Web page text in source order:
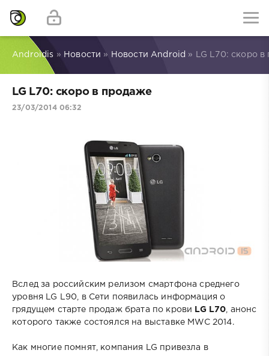
Androidis » Новости » Новости Android » LG L70: скоро в
LG L70: скоро в продаже
23/03/2014 06:32
Вслед за российским релизом смартфона среднего
уровня LG L90, в Сети появилась информация о
грядущем старте продаж брата по крови
LG L70 , анонс
которого также состоялся на выставке MWC 2014.
Как многие помнят, компания LG привезла в